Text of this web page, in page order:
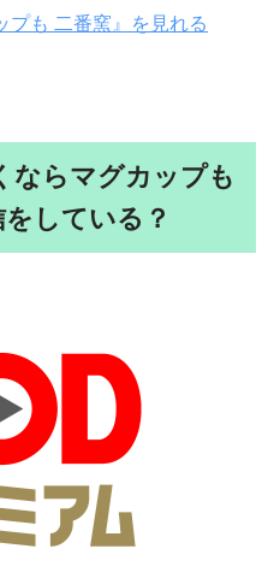
プも 二番窯』を見れる
ならマグカップも
している？